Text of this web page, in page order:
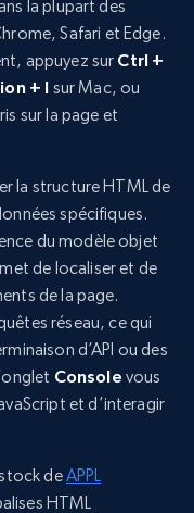
la plupart des
Safari et Edge.
appuyez sur Ctrl +
+ I sur Mac, ou
sur la page et
la structure HTML de
spécifiques.
du modèle objet
de localiser et de
de la page.
réseau, ce qui
d’API ou des
Console vous
et d’interagir
deAPPL
HTML